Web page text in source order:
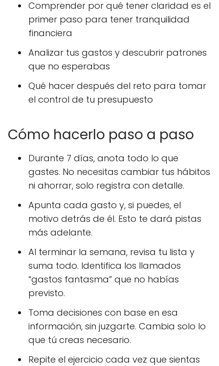
Comprender por qué tener claridad es el
primer paso para tener tranquilidad
financiera
Analizar tus gastos y descubrir patrones
que no esperabas
Qué hacer después del reto para tomar
el control de tu presupuesto
Cómo hacerlo paso a paso
Durante 7 días, anota todo lo que
gastes. No necesitas cambiar tus hábitos
ni ahorrar, solo registra con detalle.
Apunta cada gasto y, si puedes, el
motivo detrás de él. Esto te dará pistas
más adelante.
Al terminar la semana, revisa tu lista y
suma todo. Identifica los llamados
“gastos fantasma” que no habías
previsto.
Toma decisiones con base en esa
información, sin juzgarte. Cambia solo lo
que tú creas necesario.
Repite el ejercicio cada vez que sientas